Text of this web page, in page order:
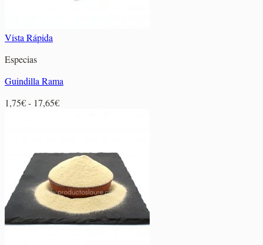
Vista Rápida
Especias
Guindilla Rama
1,75€- 17,65€Rango
1,75€
hasta
17,65€